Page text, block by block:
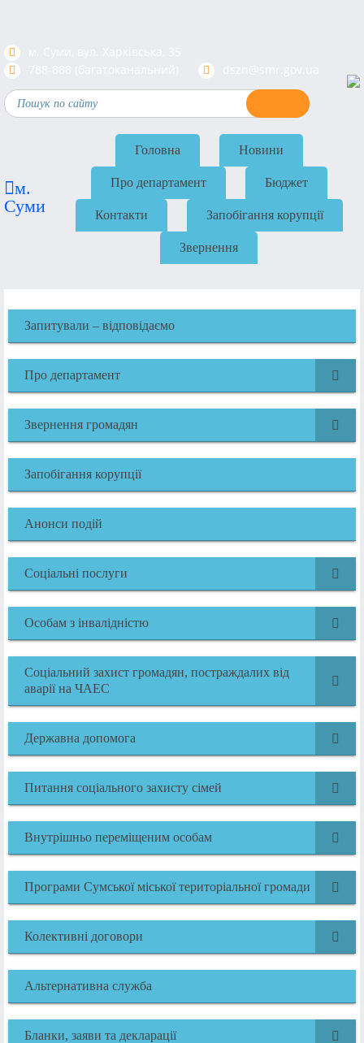
м.
Суми
Головна Новини
Про департамент Бюджет
Контакти Запобігання корупції
Звернення
Запитували – відповідаємо
Про департамент
Звернення громадян
Запобігання корупції
Анонси подій
Соціальні послуги
Особам з інвалідністю
Соціальний захист громадян, постраждалих від
аварії на ЧАЕС
Державна допомога
Питання соціального захисту сімей
Внутрішньо переміщеним особам
Програми Сумської міської територіальної громади
Колективні договори
Альтернативна служба
Бланки, заяви та декларації